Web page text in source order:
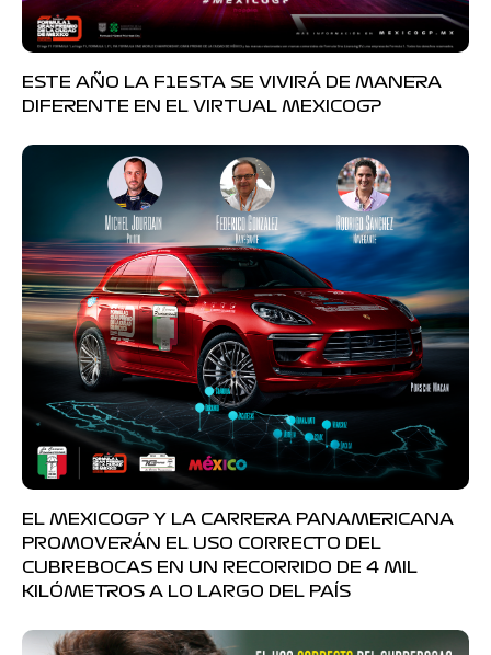
ESTE AÑO LA F1ESTA SE VIVIRÁ DE MANERA
DIFERENTE EN EL VIRTUAL MEXICOGP
EL MEXICOGP Y LA CARRERA PANAMERICANA
PROMOVERÁN EL USO CORRECTO DEL
CUBREBOCAS EN UN RECORRIDO DE 4 MIL
KILÓMETROS A LO LARGO DEL PAÍS